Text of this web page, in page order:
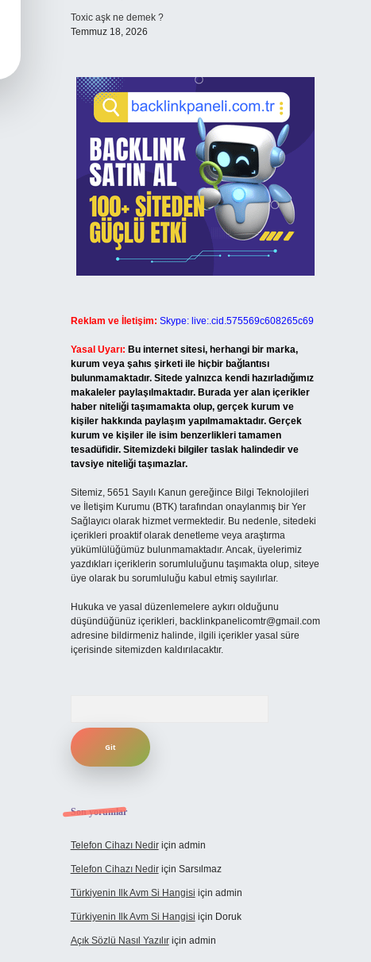
Toxic aşk ne demek ?
Temmuz 18, 2026
Reklam ve İletişim: Skype: live:.cid.575569c608265c69
Yasal Uyarı: Bu internet sitesi, herhangi bir marka,
kurum veya şahıs şirketi ile hiçbir bağlantısı
bulunmamaktadır. Sitede yalnızca kendi hazırladığımız
makaleler paylaşılmaktadır. Burada yer alan içerikler
haber niteliği taşımamakta olup, gerçek kurum ve
kişiler hakkında paylaşım yapılmamaktadır. Gerçek
kurum ve kişiler ile isim benzerlikleri tamamen
tesadüfidir. Sitemizdeki bilgiler taslak halindedir ve
tavsiye niteliği taşımazlar.
Sitemiz, 5651 Sayılı Kanun gereğince Bilgi Teknolojileri
ve İletişim Kurumu (BTK) tarafından onaylanmış bir Yer
Sağlayıcı olarak hizmet vermektedir. Bu nedenle, sitedeki
içerikleri proaktif olarak denetleme veya araştırma
yükümlülüğümüz bulunmamaktadır. Ancak, üyelerimiz
yazdıkları içeriklerin sorumluluğunu taşımakta olup, siteye
üye olarak bu sorumluluğu kabul etmiş sayılırlar.
Hukuka ve yasal düzenlemelere aykırı olduğunu
düşündüğünüz içerikleri, backlinkpanelicomtr@gmail.com
adresine bildirmeniz halinde, ilgili içerikler yasal süre
içerisinde sitemizden kaldırılacaktır.
Son yorumlar
Telefon Cihazı Nediriçin admin
Telefon Cihazı Nediriçin Sarsılmaz
Türkiyenin Ilk Avm Si Hangisi için admin
Türkiyenin Ilk Avm Si Hangisi için Doruk
Açık Sözlü Nasıl Yazılıriçin admin